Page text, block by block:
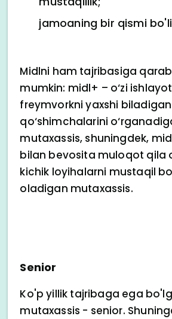
jamoaning bir qismi
Midlni ham tajribasiga
mumkin: midl+ – o‘zi
freymvorkni yaxshi
qo‘shimchalarini
mutaxassis, shuningdek,
bilan bevosita muloqot qila
kichik loyihalarni mustaqil
oladigan mutaxassis.
Senior
Ko'p yillik tajribaga ega
mutaxassis - senior.